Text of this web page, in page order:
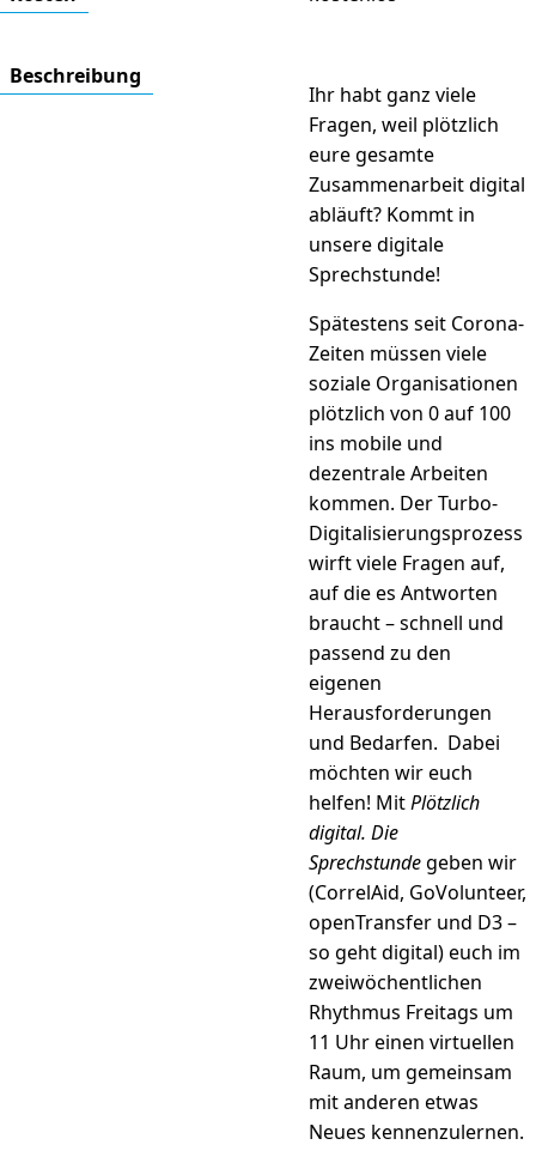
Beschrei­bung
Ihr habt ganz viele
Fragen, weil plötzlich
eure gesamte
Zusammenarbeit digital
abläuft? Kommt in
unsere digitale
Sprechstunde!
Spätestens seit Corona-
Zeiten müssen viele
soziale Organisationen
plötzlich von 0 auf 100
ins mobile und
dezentrale Arbeiten
kommen. Der Turbo-
Digitalisierungsprozess
wirft viele Fragen auf,
auf die es Antworten
braucht – schnell und
passend zu den
eigenen
Herausforderungen
und Bedarfen. Dabei
möchten wir euch
helfen! MitPlötzlich
digital. Die
Sprechstundegeben wir
(CorrelAid, GoVolunteer,
openTransfer und D3 –
so geht digital) euch im
zweiwöchentlichen
Rhythmus Freitags um
11 Uhr einen virtuellen
Raum, um gemeinsam
mit anderen etwas
Neues kennenzulernen.